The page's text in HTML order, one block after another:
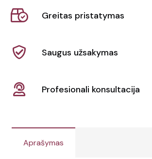
BAMBOO
Greitas pristatymas
Saugus užsakymas
Profesionali konsultacija
Aprašymas